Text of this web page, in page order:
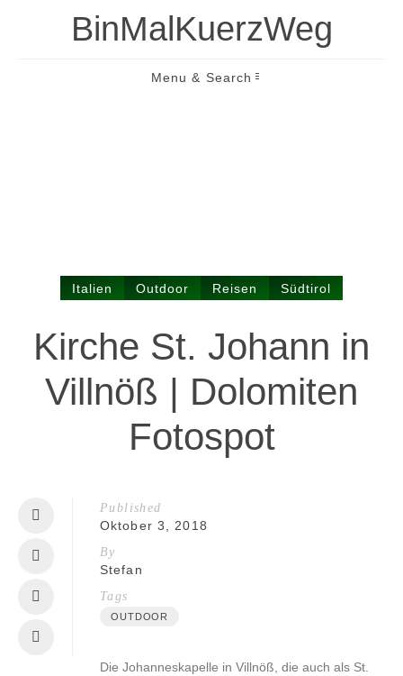
BinMalKuerzWeg
Menu & Search
Italien Outdoor Reisen Südtirol
Kirche St. Johann in
Villnöß | Dolomiten
Fotospot
Published
Oktober 3, 2018
By
Stefan
Tags
OUTDOOR
Die Johanneskapelle in Villnöß, die auch als St.